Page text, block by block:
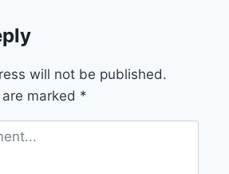
will not be published.
marked *